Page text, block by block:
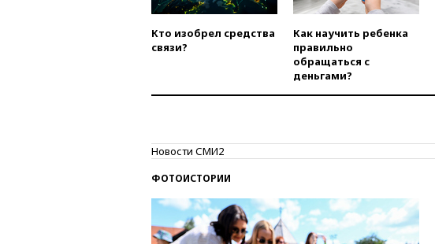
Кто изобрел средства
связи?
Как научить ребенка
правильно
обращаться с
деньгами?
Новости СМИ2
ФОТОИСТОРИИ